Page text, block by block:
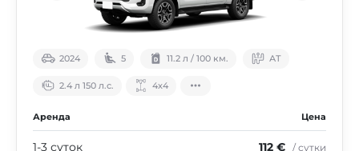
2024 5 11.2 л / 100 км. АТ
2.4 л 150 л.с. 4х4
Аренда Цена
1-3 суток 112 € / сутки